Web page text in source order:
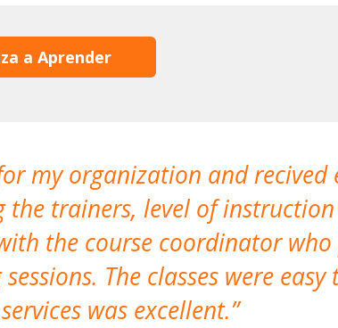
a Aprender
my organization and recived
the trainers, level of
the course coordinator
The classes were easy
was excellent.